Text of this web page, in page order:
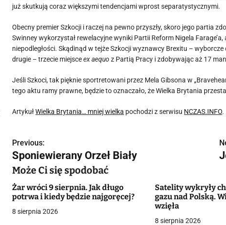
już skutkują coraz większymi tendencjami wprost separatystycznymi.
Obecny premier Szkocji i raczej na pewno przyszły, skoro jego partia
Swinney wykorzystał rewelacyjne wyniki Partii Reform Nigela
niepodległości. Skądinąd w tejże Szkocji wyznawcy Brexitu –
drugie – trzecie miejsceex aequo z Partią Pracy i zdobywając aż 17
Jeśli Szkoci, tak pięknie sportretowani przez Mela Gibsona w
tego aktu ramy prawne, będzie to oznaczało, że Wielka Brytania
ArtykułWielka Brytania… mniej wielka pochodzi z serwisu NCZAS.INFO.
N
a
w
i
Previous:
Sponiewierany Orzeł Biały
Może Ci się spodobać
Żar wróci 9 sierpnia. Jak długo
potrwa i kiedy będzie najgoręcej?
8 sierpnia 2026
Satelity wykryły
gazu nad Polską.
wzięła
8 sierpnia 2026